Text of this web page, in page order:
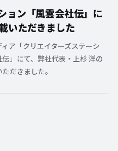
ョン「風雲会社伝」に
いただきました
ア「クリエイターズステーシ
」にて、弊社代表・上杉 洋の
だきました。